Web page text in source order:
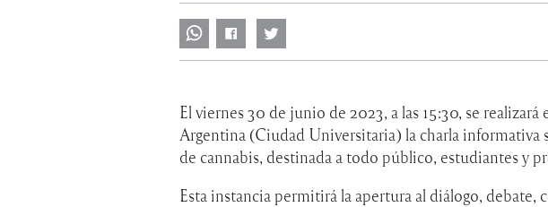
El viernes 30 de junio de 2023, a las 15:30, se
Argentina (Ciudad Universitaria) la charla informativa
de cannabis, destinada a todo público, estudiantes y
Esta instancia permitirá la apertura al diálogo, debate,